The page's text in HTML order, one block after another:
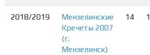
2018/2019
Мензелинские
Кречеты 2007
(г.
Мензелинск)
14 1